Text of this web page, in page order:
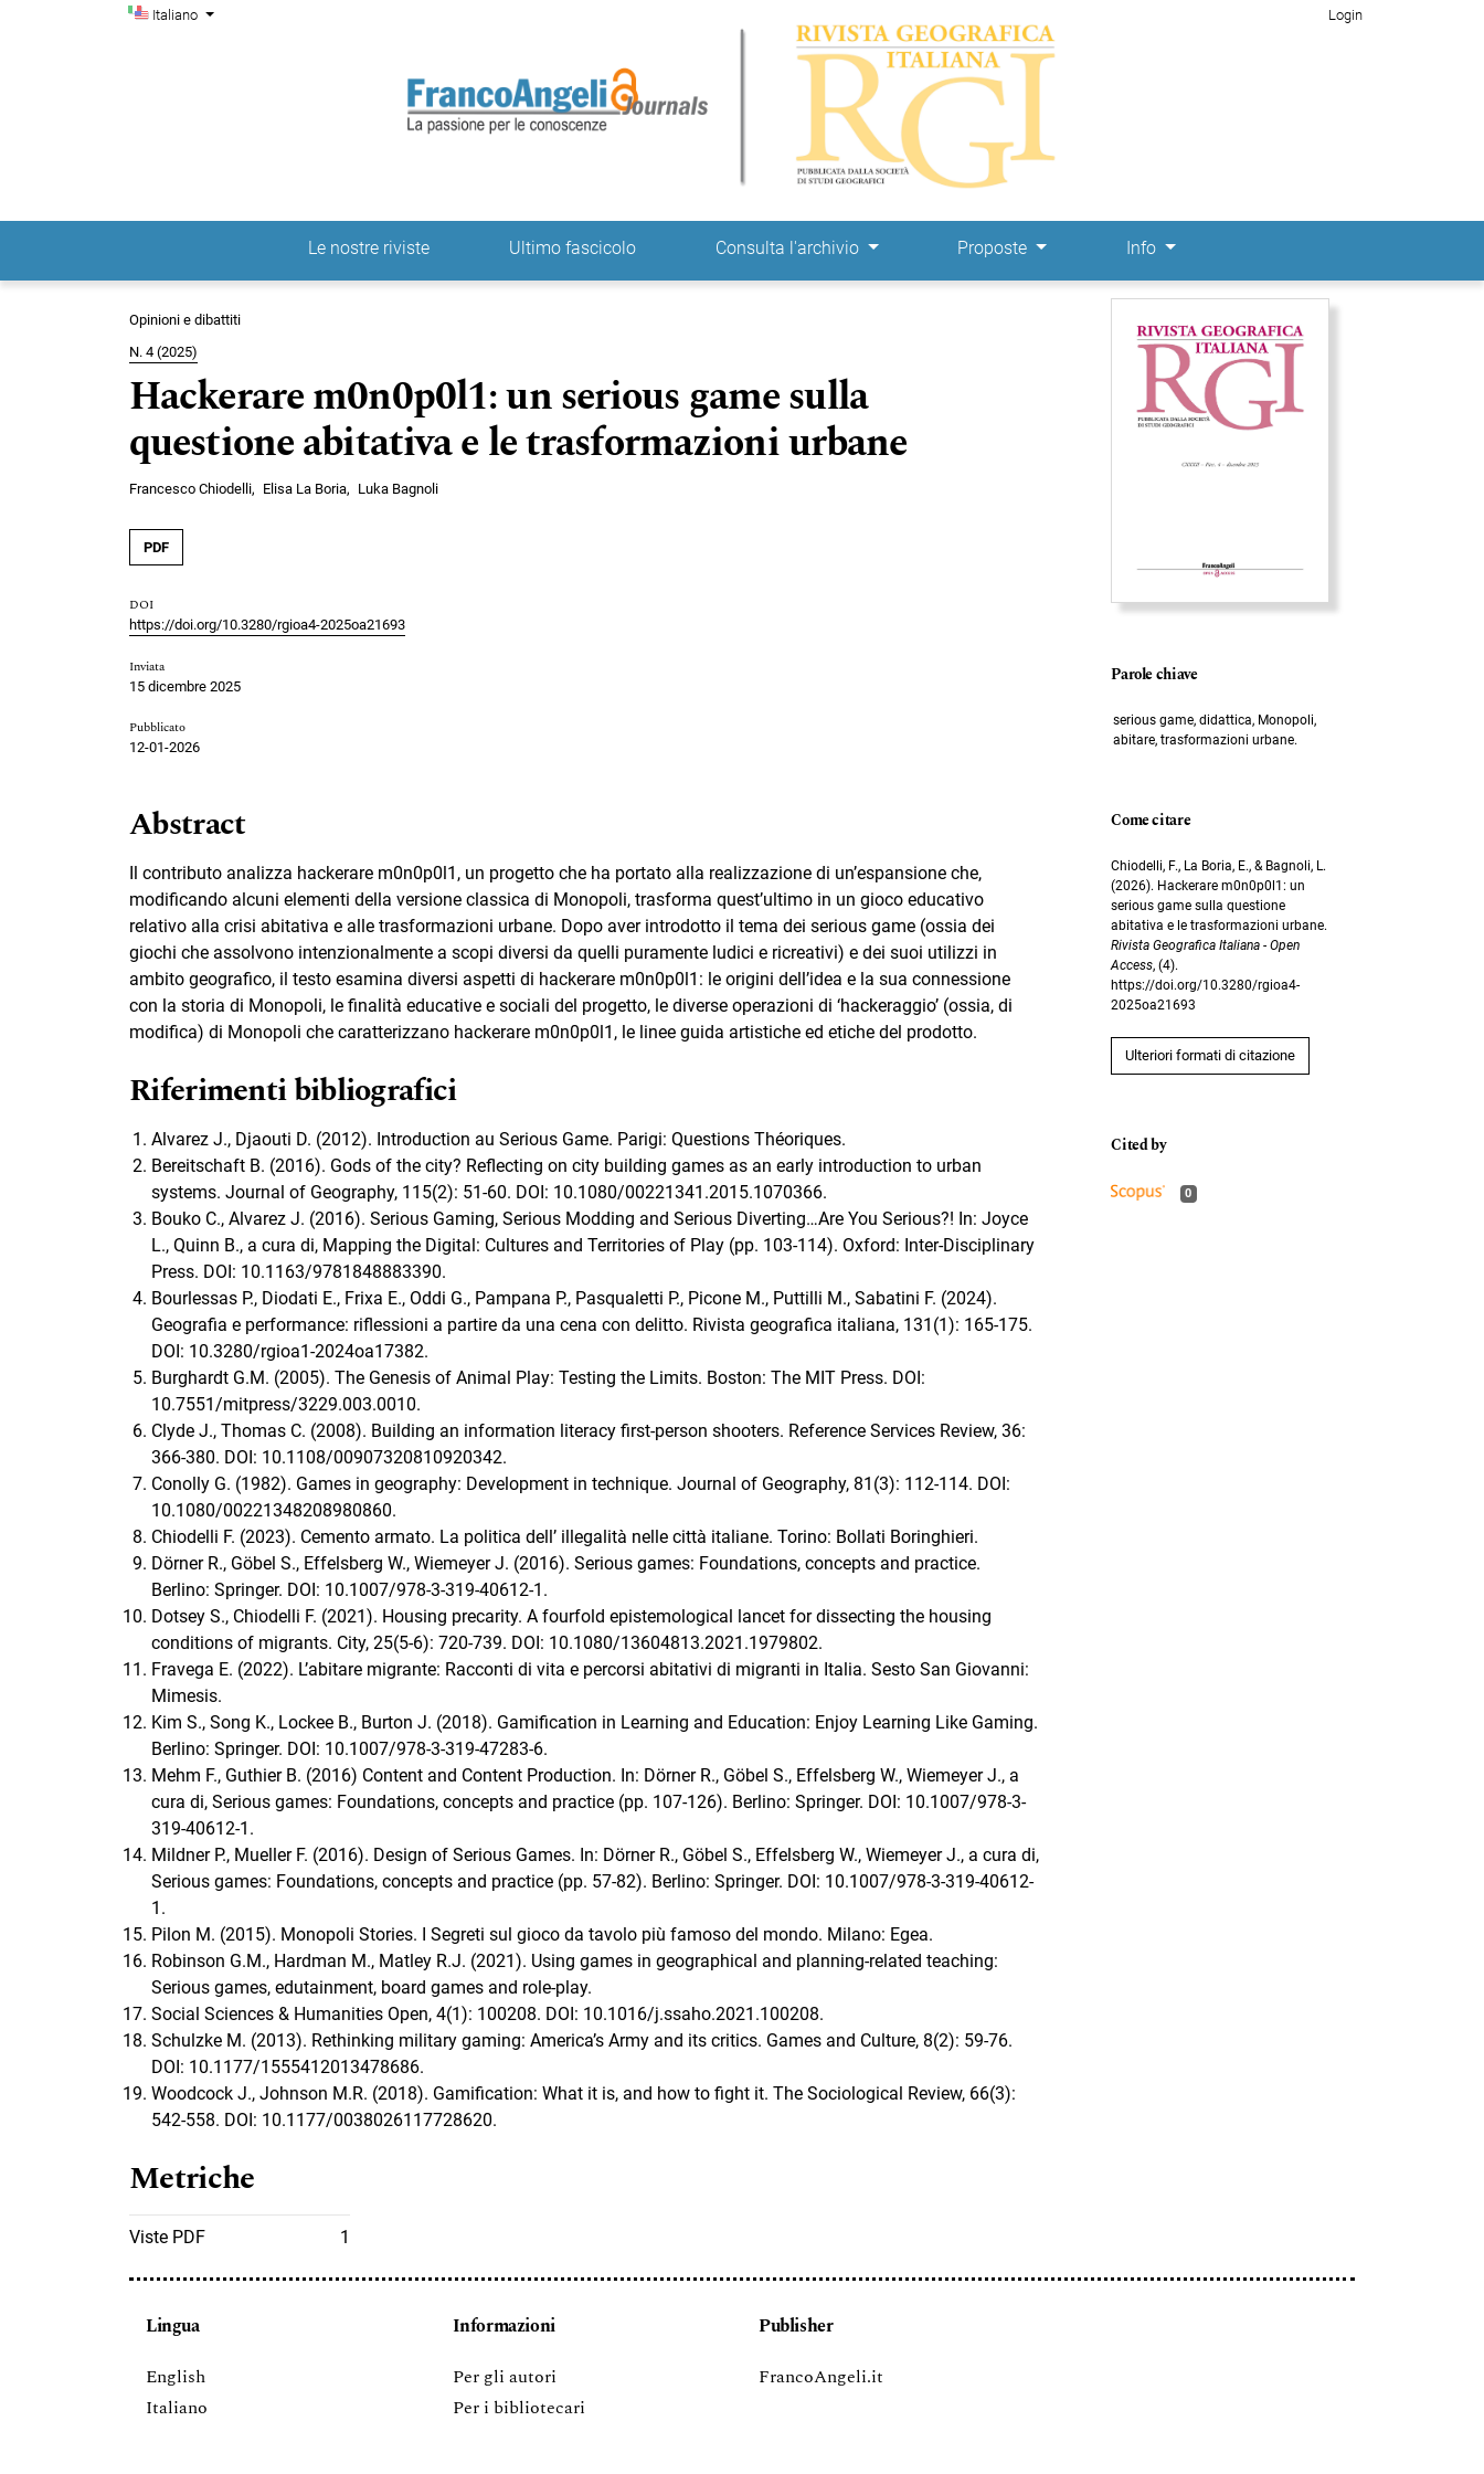
Salta al menu principale di navigazione
Salta al contenuto principale
Salta al piè di pagina del sitoCambia la lingua. La lingua corrente è:
Italiano
Menu di amministrazione Login
Menu principale Le nostre riviste Ultimo fascicolo Consulta l'archivio Proposte Info
Opinioni e dibattiti
N. 4 (2025)
Hackerare m0n0p0l1: un serious game sulla
questione abitativa e le trasformazioni urbane
Francesco Chiodelli Elisa La Boria Luka Bagnoli
PDF
DOI
https://doi.org/10.3280/rgioa4-2025oa21693
Inviata
15 dicembre 2025
Pubblicato
12-01-2026
Abstract
Il contributo analizza hackerare m0n0p0l1, un progetto che ha portato alla realizzazione di un’espansione che,
modificando alcuni elementi della versione classica di Monopoli, trasforma quest’ultimo in un gioco educativo
relativo alla crisi abitativa e alle trasformazioni urbane. Dopo aver introdotto il tema dei serious game (ossia dei
giochi che assolvono intenzionalmente a scopi diversi da quelli puramente ludici e ricreativi) e dei suoi utilizzi in
ambito geografico, il testo esamina diversi aspetti di hackerare m0n0p0l1: le origini dell’idea e la sua connessione
con la storia di Monopoli, le finalità educative e sociali del progetto, le diverse operazioni di ‘hackeraggio’ (ossia, di
modifica) di Monopoli che caratterizzano hackerare m0n0p0l1, le linee guida artistiche ed etiche del prodotto.
Riferimenti bibliografici
Alvarez J., Djaouti D. (2012). Introduction au Serious Game. Parigi: Questions Théoriques.
Bereitschaft B. (2016). Gods of the city? Reflecting on city building games as an early introduction to urban
systems. Journal of Geography, 115(2): 51-60. DOI: 10.1080/00221341.2015.1070366.
Bouko C., Alvarez J. (2016). Serious Gaming, Serious Modding and Serious Diverting…Are You Serious?! In: Joyce
L., Quinn B., a cura di, Mapping the Digital: Cultures and Territories of Play (pp. 103-114). Oxford: Inter-Disciplinary
Press. DOI: 10.1163/9781848883390.
Bourlessas P., Diodati E., Frixa E., Oddi G., Pampana P., Pasqualetti P., Picone M., Puttilli M., Sabatini F. (2024).
Geografia e performance: riflessioni a partire da una cena con delitto. Rivista geografica italiana, 131(1): 165-175.
DOI: 10.3280/rgioa1-2024oa17382.
Burghardt G.M. (2005). The Genesis of Animal Play: Testing the Limits. Boston: The MIT Press. DOI:
10.7551/mitpress/3229.003.0010.
Clyde J., Thomas C. (2008). Building an information literacy first-person shooters. Reference Services Review, 36:
366-380. DOI: 10.1108/00907320810920342.
Conolly G. (1982). Games in geography: Development in technique. Journal of Geography, 81(3): 112-114. DOI:
10.1080/00221348208980860.
Chiodelli F. (2023). Cemento armato. La politica dell’ illegalità nelle città italiane. Torino: Bollati Boringhieri.
Dörner R., Göbel S., Effelsberg W., Wiemeyer J. (2016). Serious games: Foundations, concepts and practice.
Berlino: Springer. DOI: 10.1007/978-3-319-40612-1.
Dotsey S., Chiodelli F. (2021). Housing precarity. A fourfold epistemological lancet for dissecting the housing
conditions of migrants. City, 25(5-6): 720-739. DOI: 10.1080/13604813.2021.1979802.
Fravega E. (2022). L’abitare migrante: Racconti di vita e percorsi abitativi di migranti in Italia. Sesto San Giovanni:
Mimesis.
Kim S., Song K., Lockee B., Burton J. (2018). Gamification in Learning and Education: Enjoy Learning Like Gaming.
Berlino: Springer. DOI: 10.1007/978-3-319-47283-6.
Mehm F., Guthier B. (2016) Content and Content Production. In: Dörner R., Göbel S., Effelsberg W., Wiemeyer J., a
cura di, Serious games: Foundations, concepts and practice (pp. 107-126). Berlino: Springer. DOI: 10.1007/978-3-
319-40612-1.
Mildner P., Mueller F. (2016). Design of Serious Games. In: Dörner R., Göbel S., Effelsberg W., Wiemeyer J., a cura di,
Serious games: Foundations, concepts and practice (pp. 57-82). Berlino: Springer. DOI: 10.1007/978-3-319-40612-
1.
Pilon M. (2015). Monopoli Stories. I Segreti sul gioco da tavolo più famoso del mondo. Milano: Egea.
Robinson G.M., Hardman M., Matley R.J. (2021). Using games in geographical and planning-related teaching:
Serious games, edutainment, board games and role-play.
Social Sciences & Humanities Open, 4(1): 100208. DOI: 10.1016/j.ssaho.2021.100208.
Schulzke M. (2013). Rethinking military gaming: America’s Army and its critics. Games and Culture, 8(2): 59-76.
DOI: 10.1177/1555412013478686.
Woodcock J., Johnson M.R. (2018). Gamification: What it is, and how to fight it. The Sociological Review, 66(3):
542-558. DOI: 10.1177/0038026117728620.
Metriche
Viste PDF 1
Immagine di copertina
Parole chiave
serious game, didattica, Monopoli,
abitare, trasformazioni urbane.
Come citare
Chiodelli, F., La Boria, E., & Bagnoli, L.
(2026). Hackerare m0n0p0l1: un
serious game sulla questione
abitativa e le trasformazioni urbane.
Rivista Geografica Italiana - Open
Access, (4).
https://doi.org/10.3280/rgioa4-
2025oa21693
Ulteriori formati di citazione
0
Lingua
English
Italiano
Informazioni
Per gli autori
Per i bibliotecari
Publisher
FrancoAngeli.it